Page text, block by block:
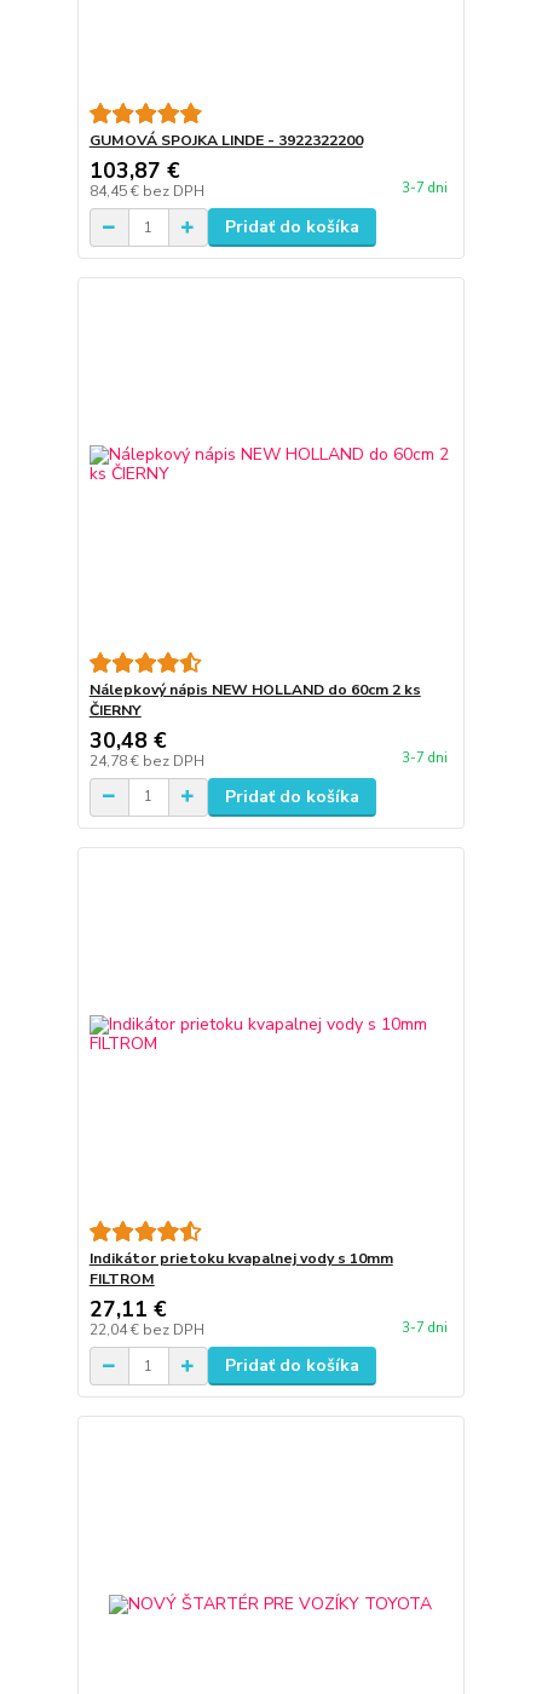
GUMOVÁ SPOJKA LINDE - 3922322200
103,87 €
84,45 € bez DPH 3-7 dni
Pridať do košíka
Nálepkový nápis NEW HOLLAND do 60cm 2 ks
ČIERNY
30,48 €
24,78 € bez DPH 3-7 dni
Pridať do košíka
Indikátor prietoku kvapalnej vody s 10mm
FILTROM
27,11 €
22,04 € bez DPH 3-7 dni
Pridať do košíka